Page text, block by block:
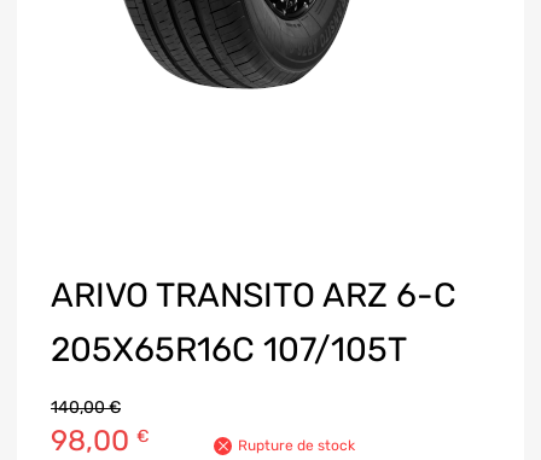
ARIVO TRANSITO ARZ 6-C
205X65R16C 107/105T
140,00€
98,00 € Rupture de stock